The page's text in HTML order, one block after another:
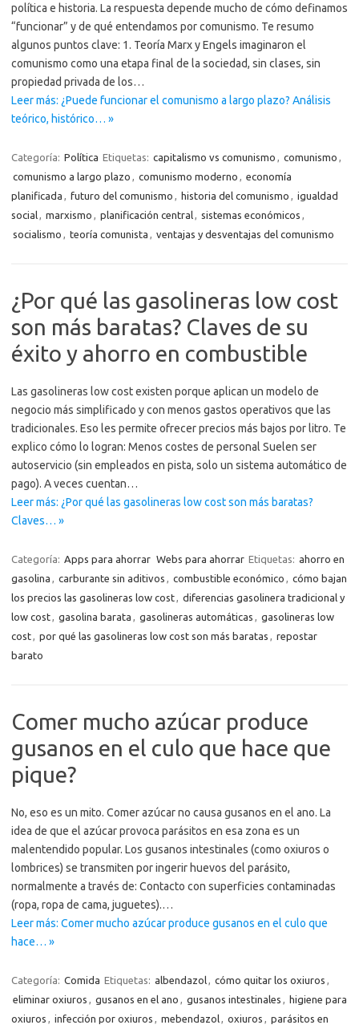
política e historia. La respuesta depende mucho de cómo definamos
“funcionar” y de qué entendamos por comunismo. Te resumo
algunos puntos clave: 1. Teoría Marx y Engels imaginaron el
comunismo como una etapa final de la sociedad, sin clases, sin
propiedad privada de los…
Leer más: ¿Puede funcionar el comunismo a largo plazo? Análisis
teórico, histórico… »
Categoría: Política Etiquetas: capitalismo vs comunismo , comunismo ,
comunismo a largo plazo , comunismo moderno , economía
planificada , futuro del comunismo , historia del comunismo , igualdad
social, marxismo , planificación central, sistemas económicos ,
socialismo , teoría comunista , ventajas y desventajas del comunismo
¿Por qué las gasolineras low cost
son más baratas? Claves de su
éxito y ahorro en combustible
Las gasolineras low cost existen porque aplican un modelo de
negocio más simplificado y con menos gastos operativos que las
tradicionales. Eso les permite ofrecer precios más bajos por litro. Te
explico cómo lo logran: Menos costes de personal Suelen ser
autoservicio (sin empleados en pista, solo un sistema automático de
pago). A veces cuentan…
Leer más: ¿Por qué las gasolineras low cost son más baratas?
Claves… »
Categoría: Apps para ahorrar Webs para ahorrar Etiquetas: ahorro en
gasolina , carburante sin aditivos , combustible económico , cómo bajan
los precios las gasolineras low cost, diferencias gasolinera tradicional y
low cost, gasolina barata , gasolineras automáticas , gasolineras low
cost, por qué las gasolineras low cost son más baratas , repostar
barato
Comer mucho azúcar produce
gusanos en el culo que hace que
pique?
No, eso es un mito. Comer azúcar no causa gusanos en el ano. La
idea de que el azúcar provoca parásitos en esa zona es un
malentendido popular. Los gusanos intestinales (como oxiuros o
lombrices) se transmiten por ingerir huevos del parásito,
normalmente a través de: Contacto con superficies contaminadas
(ropa, ropa de cama, juguetes).…
Leer más: Comer mucho azúcar produce gusanos en el culo que
hace… »
Categoría: Comida Etiquetas: albendazol, cómo quitar los oxiuros ,
eliminar oxiuros , gusanos en el ano , gusanos intestinales , higiene para
oxiuros , infección por oxiuros , mebendazol, oxiuros , parásitos en